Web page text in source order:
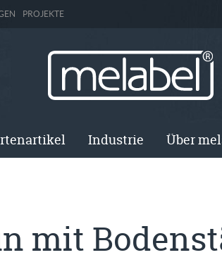
PROJEKTE
Industrie Über
mit